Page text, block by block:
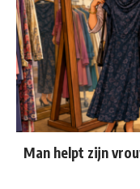
Man helpt zijn